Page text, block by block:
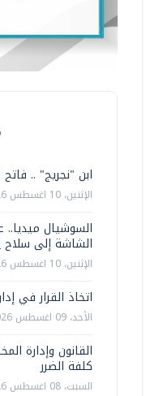
ابن "نجريج" ..
الإثنين، 10 اغسطس 2026 12:21 م
السوشيال ميديا..
الشاشة إلى
الإثنين، 10 اغسطس 2026 10:15 ص
اتخاذ القرار في
الأحد، 09 اغسطس 2026 10:44 ص
القانون وإدارة
كلفة الضرر
السبت، 08 اغسطس 2026 10:00 ص